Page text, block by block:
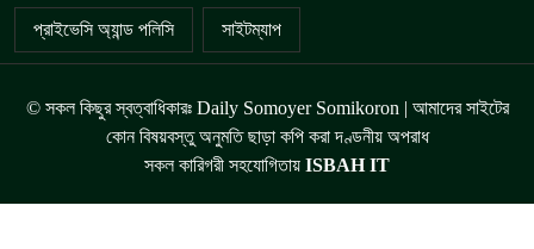
প্রাইভেসি অ্যান্ড পলিসি সাইটম্যাপ
© সকল কিছুর স্বত্বাধিকারঃ Daily Somoyer Somikoron | আমাদের সাইটের
কোন বিষয়বস্তু অনুমতি ছাড়া কপি করা দণ্ডনীয় অপরাধ
সকল কারিগরী সহযোগিতায় ISBAH IT